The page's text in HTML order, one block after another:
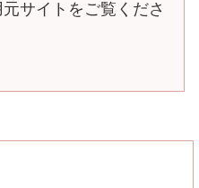
サイトをご覧くださ